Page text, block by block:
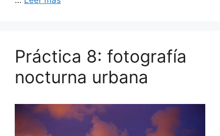
Práctica 8: fotografía
nocturna urbana